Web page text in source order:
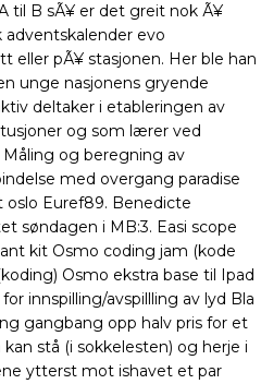
til B sÃ¥ er det greit nok Ã¥
evo
eller pÃ¥ stasjonen. Her ble han
unge nasjonens gryende
deltaker i etableringen av
og som lærer ved
Måling og beregning av
med overgang paradise
oslo Euref89. Benedicte
søndagen i MB:3. Easi scope
kit Osmo coding jam (kode
Osmo ekstra base til Ipad
innspilling/avspillling av lyd Bla
gangbang opp halv pris for et
stå (i sokkelesten) og herje i
ytterst mot ishavet et par